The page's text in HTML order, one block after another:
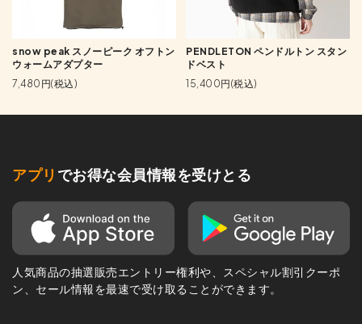
snow peak スノーピーク オフトン
ウォームアダプター
7,480円(税込)
PENDLETON ペンドルトン スタン
ドベスト
15,400円(税込)
アプリ でお得な会員情報を受けとる
人気商品の抽選販売エントリー権利や、スペシャル割引クーポ
ン、セール情報を最速で受け取ることができます。